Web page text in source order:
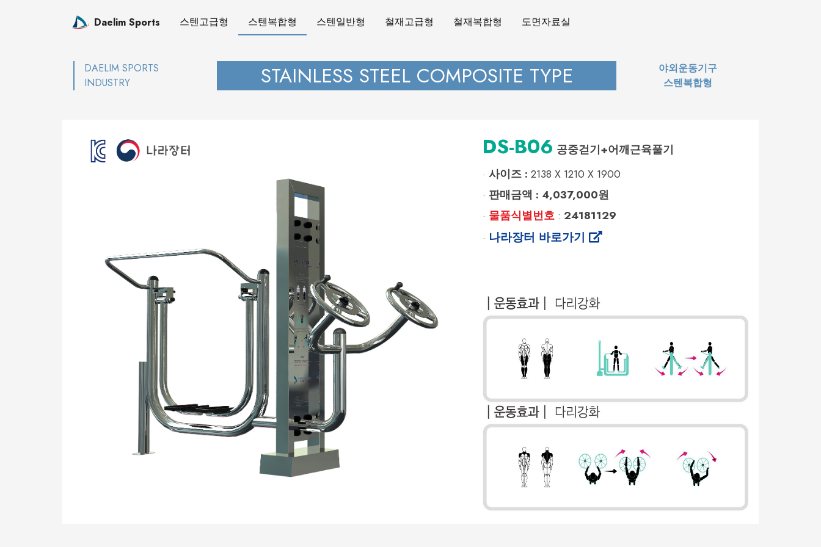
Daelim Sports 스텐고급형 스텐복합형 스텐일반형 철재고급형 철재복합형 도면자료실
DAELIM SPORTS
INDUSTRY
STAINLESS STEEL COMPOSITE TYPE
야외운동기구
스텐복합형
DS-B06 공중걷기+어깨근육풀기
·사이즈 :2138 X 1210 X 1900
· 판매금액 :4,037,000원
· 물품식별번호 :24181129
· 나라장터 바로가기